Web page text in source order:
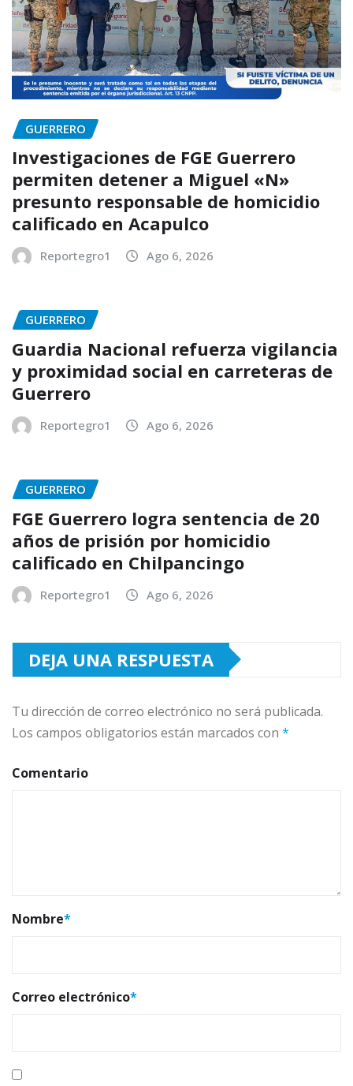
GUERRERO
Investigaciones de FGE Guerrero
permiten detener a Miguel «N»
presunto responsable de homicidio
calificado en Acapulco
Reportegro1 Ago 6, 2026
GUERRERO
Guardia Nacional refuerza vigilancia
y proximidad social en carreteras de
Guerrero
Reportegro1 Ago 6, 2026
GUERRERO
FGE Guerrero logra sentencia de 20
años de prisión por homicidio
calificado en Chilpancingo
Reportegro1 Ago 6, 2026
DEJA UNA RESPUESTA
Tu dirección de correo electrónico no será publicada.
Los campos obligatorios están marcados con *
Comentario
Nombre*
Correo electrónico*